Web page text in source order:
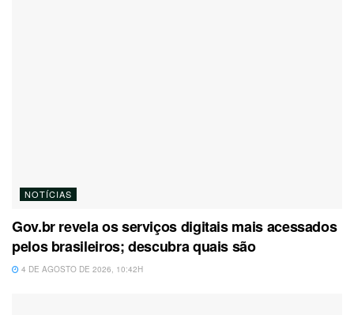
NOTÍCIAS
Gov.br revela os serviços digitais mais acessados
pelos brasileiros; descubra quais são
4 DE AGOSTO DE 2026, 10:42H